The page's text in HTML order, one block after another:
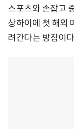
스포츠와 손잡고
상하이에 첫 해외
려간다는 방침이